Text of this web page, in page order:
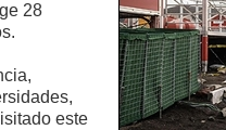
28
este